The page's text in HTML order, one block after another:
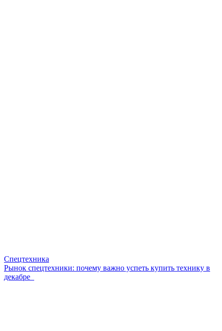
Спецтехника
Рынок спецтехники: почему важно успеть купить технику в
декабре